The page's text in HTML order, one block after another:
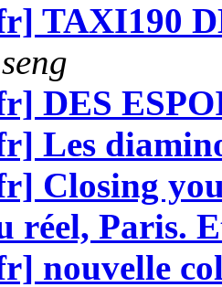
TAXI190
DES
Les
Closing
réel, Paris.
nouvelle